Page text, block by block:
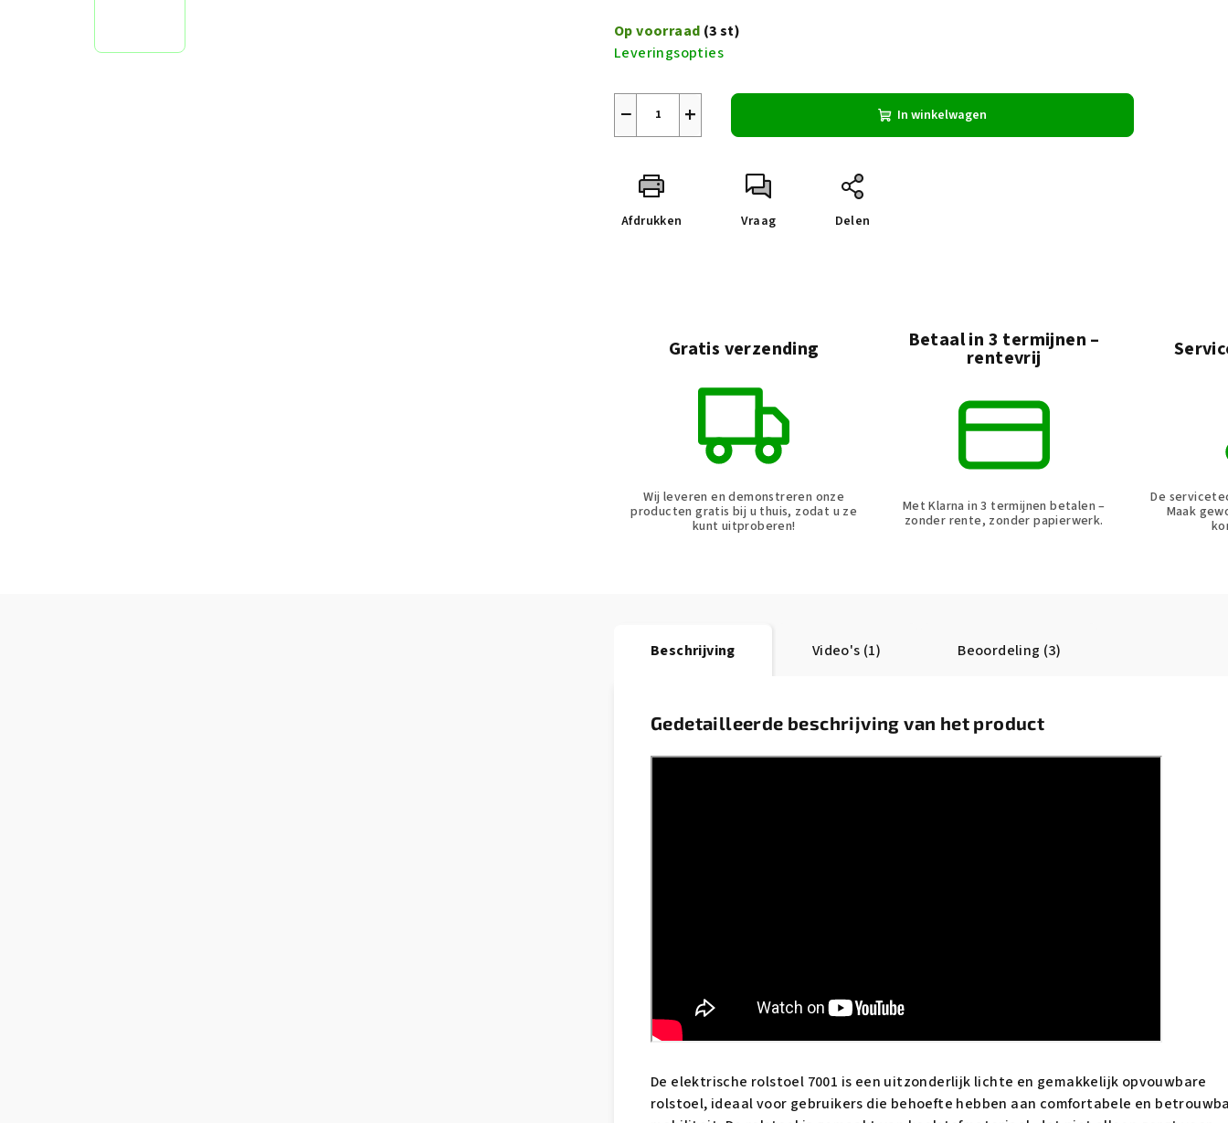
prijs:
Op voorraad (3 st)
Leveringsopties
+
− In winkelwagen
Afdrukken Vraag Delen
Gratis verzending
Wij leveren en demonstreren onze
producten gratis bij u thuis, zodat u ze
kunt uitproberen!
Betaal in 3 termijnen –
rentevrij
Met Klarna in 3 termijnen betalen –
zonder rente, zonder papierwerk.
De
Maak
Beschrijving Video's (1) Beoordeling (3)
Gedetailleerde beschrijving van het product
De elektrische rolstoel 7001 is een uitzonderlijk lichte en gemakkelijk opvouwbare
rolstoel, ideaal voor gebruikers die behoefte hebben aan comfortabele en